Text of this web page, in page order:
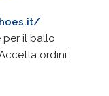
per il ballo
ordini